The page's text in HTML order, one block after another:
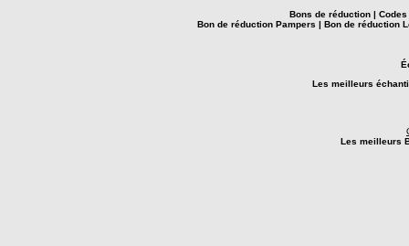
Bons de réduction|
Bon de réduction Pampers | Bon de réduction
Les meilleurs
Les meilleurs